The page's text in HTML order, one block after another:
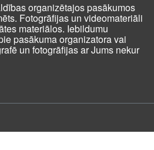
organizētajos pasākumos
Fotogrāfijas un videomateriāli
materiālos. Iebildumu
pasākuma organizatora vai
un fotogrāfijas ar Jums nekur